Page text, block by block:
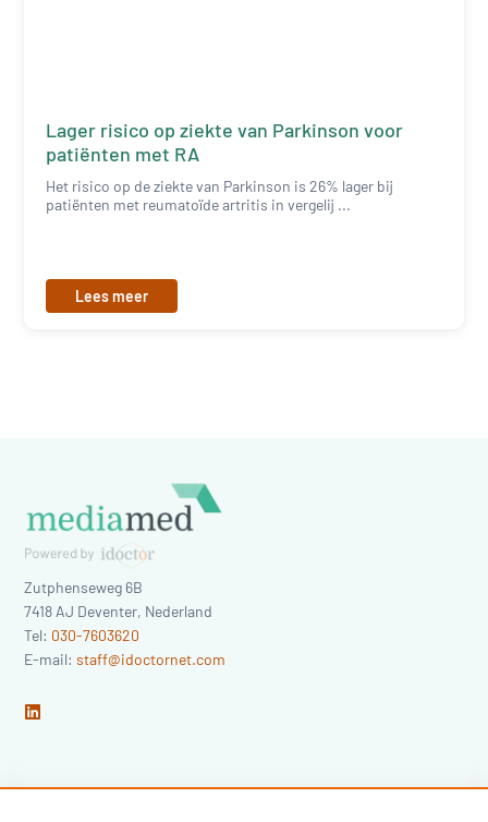
Lager risico op ziekte van Parkinson voor
patiënten met RA
Het risico op de ziekte van Parkinson is 26% lager bij
patiënten met reumatoïde artritis in vergelij ...
Lees meer
Zutphenseweg 6B
7418 AJ Deventer, Nederland
Tel: 030-7603620
E-mail:staff@idoctornet.com